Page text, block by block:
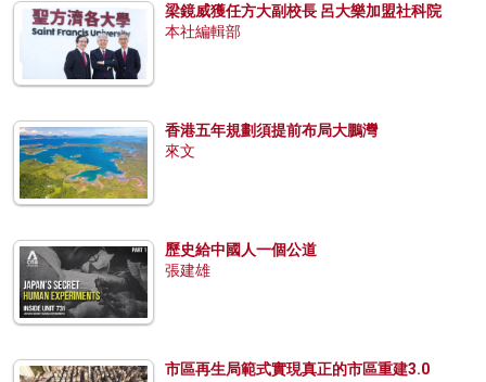
梁鏡威獲任方大副校長 呂大樂加盟社科院
本社編輯部
香港五年規劃須提前布局大鵬灣
來文
歷史給中國人一個公道
張建雄
市區再生局範式實現真正的市區重建3.0